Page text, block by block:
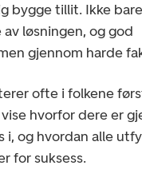
bygge tillit. Ikke
løsningen, og god
gjennom harde
ofte i folkene
hvorfor dere er
i, og hvordan alle
for suksess.